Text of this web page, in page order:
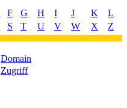
F G H I J K
L
S T U V W X Z
Domain
Zugriff